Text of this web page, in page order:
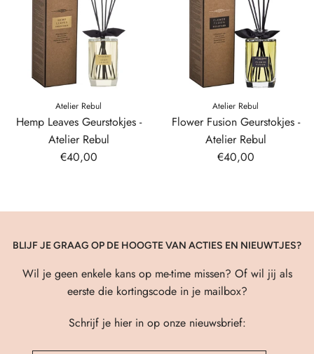
Atelier Rebul
Hemp Leaves Geurstokjes -
Atelier Rebul
€40,00
Atelier Rebul
Flower Fusion Geurstokjes -
Atelier Rebul
€40,00
BLIJF JE GRAAG OP DE HOOGTE VAN ACTIES EN NIEUWTJES?
Wil je geen enkele kans op me-time missen? Of wil jij als
eerste die kortingscode in je mailbox?
Schrijf je hier in op onze nieuwsbrief: